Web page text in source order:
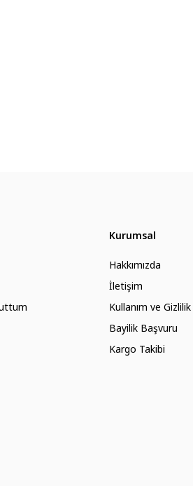
yakın. Su eklemenize gerek yoktur! Eriyerek
Kurumsal
Hakkımızda
İletişim
Kullanım ve Gizlilik
Bayilik Başvuru
Kargo Takibi